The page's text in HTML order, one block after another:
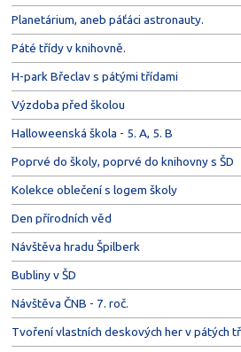
Planetárium, aneb páťáci astronauty.
Páté třídy v knihovně.
H-park Břeclav s pátými třídami
Výzdoba před školou
Halloweenská škola - 5. A, 5. B
Poprvé do školy, poprvé do knihovny s ŠD
Kolekce oblečení s logem školy
Den přírodních věd
Návštěva hradu Špilberk
Bubliny v ŠD
Návštěva ČNB - 7. roč.
Tvoření vlastních deskových her v pátých